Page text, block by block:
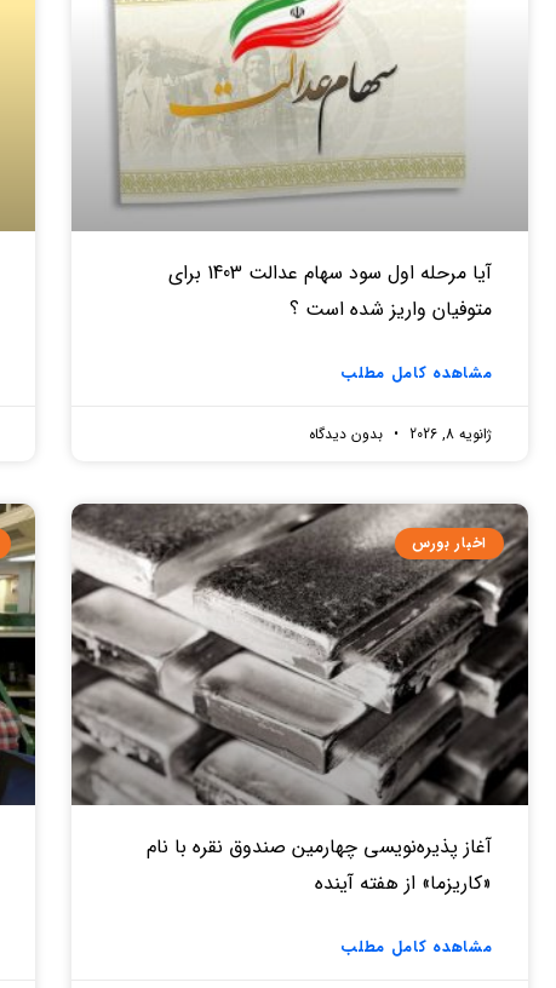
آیا مرحله اول سود سهام عدالت 1403 برای
متوفیان واریز شده است ؟
مشاهده کامل مطلب
ژانویه 8, 2026 بدون دیدگاه
اخبار بورس
آغاز پذیره‌نویسی چهارمین صندوق نقره‌ با نام
«کاریزما» از هفته آینده
مشاهده کامل مطلب